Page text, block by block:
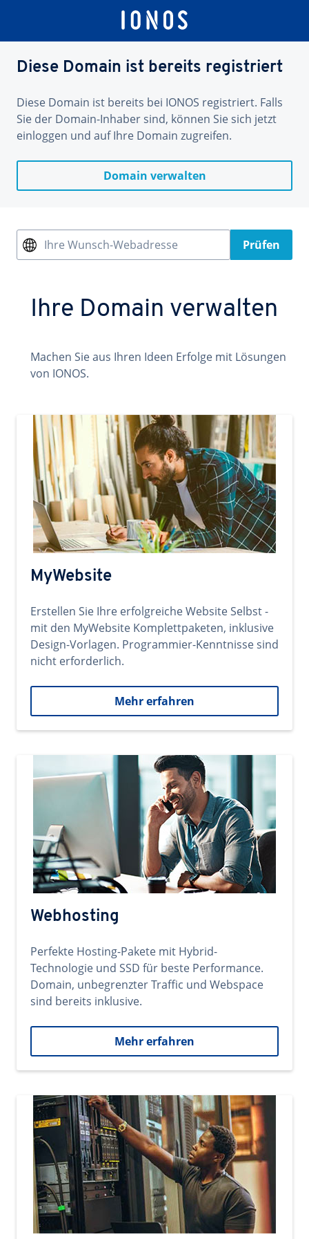
Diese Domain ist bereits registriert
Diese Domain ist bereits bei IONOS registriert. Falls
Sie der Domain-Inhaber sind, können Sie sich jetzt
einloggen und auf Ihre Domain zugreifen.
Domain verwalten
Ihre Wunsch-Webadresse Prüfen
Ihre Domain verwalten
Machen Sie aus Ihren Ideen Erfolge mit Lösungen
von IONOS.
MyWebsite
Erstellen Sie Ihre erfolgreiche Website Selbst -
mit den MyWebsite Komplettpaketen, inklusive
Design-Vorlagen. Programmier-Kenntnisse sind
nicht erforderlich.
Mehr erfahren
Webhosting
Perfekte Hosting-Pakete mit Hybrid-
Technologie und SSD für beste Performance.
Domain, unbegrenzter Traffic und Webspace
sind bereits inklusive.
Mehr erfahren